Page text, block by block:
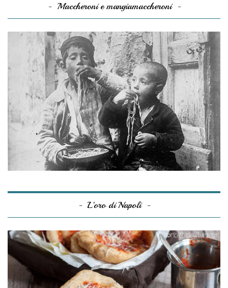
Maccheroni e mangiamaccheroni
L’oro di Napoli